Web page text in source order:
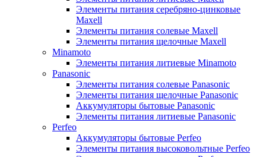
Элементы питания серебряно-цинковые
Maxell
Элементы питания солевые Maxell
Элементы питания щелочные Maxell
Minamoto
Элементы питания литиевые Minamoto
Panasonic
Элементы питания солевые Panasonic
Элементы питания щелочные Panasonic
Аккумуляторы бытовые Panasonic
Элементы питания литиевые Panasonic
Perfeo
Аккумуляторы бытовые Perfeo
Элементы питания высоковольтные Perfeo